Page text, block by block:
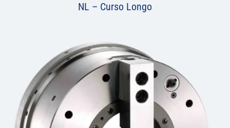
NL – Curso Longo